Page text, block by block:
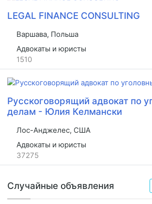
LEGAL FINANCE CONSULTING
Варшава, Польша
Адвокаты и юристы
1510
Русскоговорящий адвокат по
делам - Юлия Келмански
Лос-Анджелес, США
Адвокаты и юристы
37275
Случайные объявления